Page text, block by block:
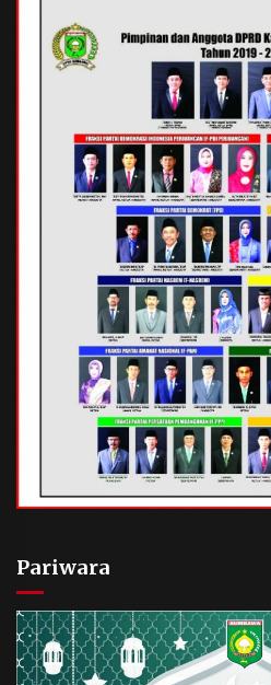
Pariwara